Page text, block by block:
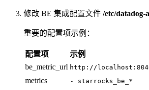
修改 BE 集成配置文件 /etc/datadog-
重要的配置项示例：
配置项 示例
be_metric_url http://
metrics
- starrocks_be_*